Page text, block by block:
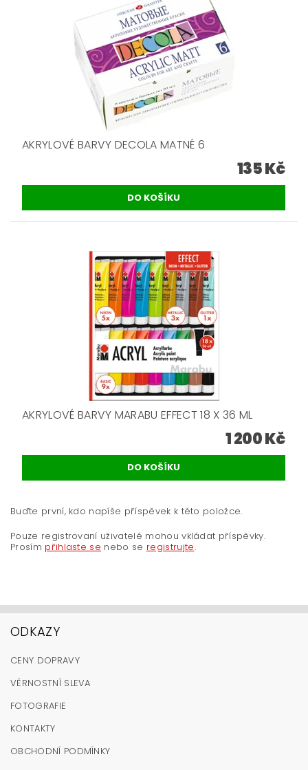
AKRYLOVÉ BARVY DECOLA MATNÉ 6
135 Kč
AKRYLOVÉ BARVY MARABU EFFECT 18 X 36 ML
1 200 Kč
Buďte první, kdo napíše příspěvek k této položce.
Pouze registrovaní uživatelé mohou vkládat příspěvky.
Prosím přihlaste se nebo se registrujte.
ODKAZY
CENY DOPRAVY
VĚRNOSTNÍ SLEVA
FOTOGRAFIE
KONTAKTY
OBCHODNÍ PODMÍNKY